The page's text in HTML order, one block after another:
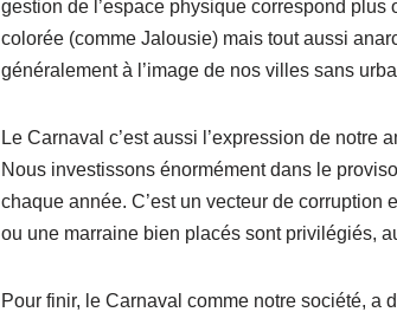
gestion de l’espace physique correspond
colorée (comme Jalousie) mais tout aussi
généralement à l’image de nos villes sans
Le Carnaval c’est aussi l’expression de
Nous investissons énormément dans le
chaque année. C’est un vecteur de
ou une marraine bien placés sont privilégiés,
Pour finir, le Carnaval comme notre société, a